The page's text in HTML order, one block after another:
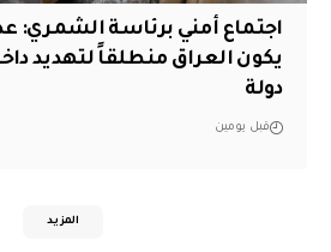
اجتماع أمني برئاسة الشمري:
يكون العراق منطلقاً لتهديد
دولة
قبل يومين
المزيد